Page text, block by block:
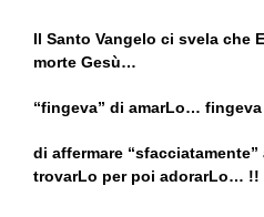
Il Santo Vangelo ci svela che
morte Gesù…
“fingeva” di amarLo…
di affermare
trovarLo per poi adorarLo… !!